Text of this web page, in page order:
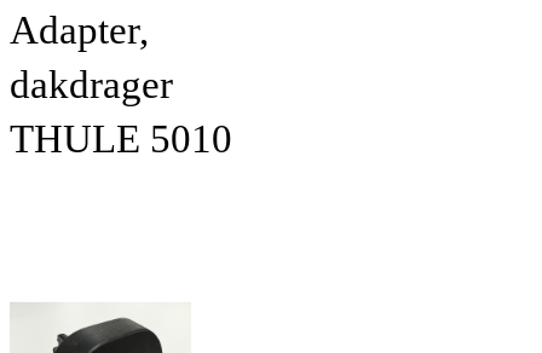
Adapter,
dakdrager
THULE 5010